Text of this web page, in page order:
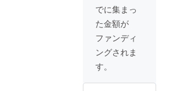
出演権
＋【B】
渋谷聖
地の
フォト
ジェ
トフ
りまし
たら
SEICHE
Eが聖地
女子に
よるロ
ズムを
でに集まっ
た金額が
ファンディ
ングされま
す。